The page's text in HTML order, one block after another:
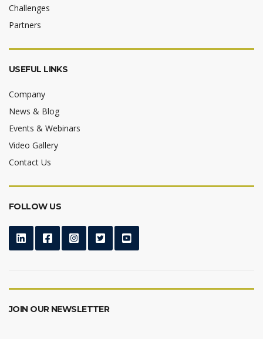
Challenges
Partners
USEFUL LINKS
Company
News & Blog
Events & Webinars
Video Gallery
Contact Us
FOLLOW US
JOIN OUR NEWSLETTER